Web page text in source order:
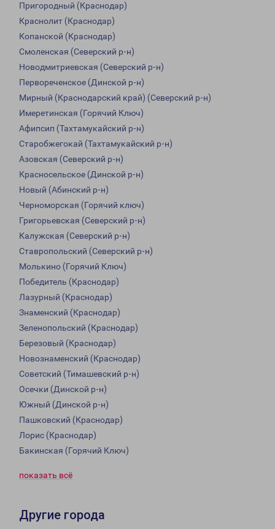
Пригородный (Краснодар)
Краснолит (Краснодар)
Копанской (Краснодар)
Смоленская (Северский р-н)
Новодмитриевская (Северский р-н)
Первореченское (Динской р-н)
Мирный (Краснодарский край) (Северский р-н)
Имеретинская (Горячий Ключ)
Афипсип (Тахтамукайский р-н)
Старобжегокай (Тахтамукайский р-н)
Азовская (Северский р-н)
Красносельское (Динской р-н)
Новый (Абинский р-н)
Черноморская (Горячий ключ)
Григорьевская (Северский р-н)
Калужская (Северский р-н)
Ставропольский (Северский р-н)
Молькино (Горячий Ключ)
Победитель (Краснодар)
Лазурный (Краснодар)
Знаменский (Краснодар)
Зеленопольский (Краснодар)
Березовый (Краснодар)
Новознаменский (Краснодар)
Советский (Тимашевский р-н)
Осечки (Динской р-н)
Южный (Динской р-н)
Пашковский (Краснодар)
Лорис (Краснодар)
Бакинская (Горячий Ключ)
показать всё
Другие города